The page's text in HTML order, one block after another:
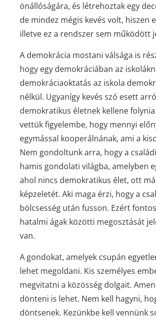
önállóságára, és létrehoztak egy
de mindez mégis kevés volt,
illetve ez a rendszer sem működött
A demokrácia mostani válsága is
hogy egy demokráciában az
demokráciaoktatás az iskola
nélkül. Ugyanígy kevés szó esett
demokratikus életnek kellene
vettük figyelembe, hogy mennyi
egymással kooperálnának, ami a
Nem gondoltunk arra, hogy a
hamis gondolati világba, amelyben
ahol nincs demokratikus élet, ott
képzeletét. Aki maga érzi, hogy a
bölcsesség után fusson. Ezért
hatalmi ágak közötti megosztását
van.
A gondokat, amelyek csupán
lehet megoldani. Kis személyes
megvitatni a közösség dolgait.
dönteni is lehet. Nem kell hagyni,
döntsenek. Kezünkbe kell vennünk